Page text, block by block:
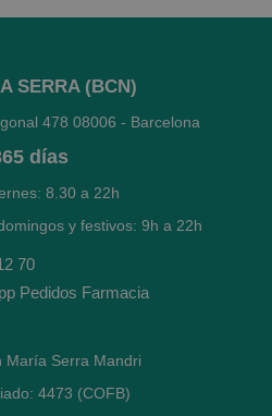
SERRA (BCN)
478 08006 - Barcelona
días
8.30 a 22h
y festivos: 9h a 22h
70
Pedidos Farmacia
María Serra Mandri
4473 (COFB)